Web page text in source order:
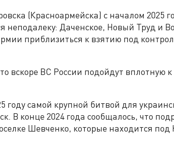
(Красноармейска) с началом 2025
неподалеку: Даченское, Новый Труд и
приблизиться к взятию под
вскоре ВС России подойдут вплотную
году самой крупной битвой для
В конце 2024 года сообщалось, что
Шевченко, которые находится под